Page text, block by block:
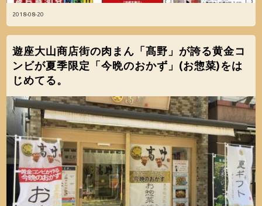
2018-08-20
遊座大山商店街の肉まん「髙野」が誇る黄金コ
ンビが夏季限定「今晩のおかず」(お惣菜)をは
じめてる。